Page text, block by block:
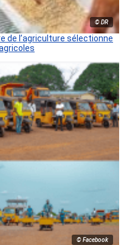
© DR
de l’agriculture sélectionne
© Facebook